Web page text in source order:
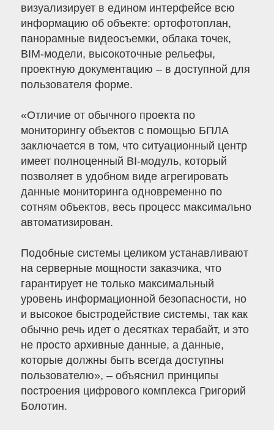
визуализирует в едином интерфейсе всю
информацию об объекте: ортофотоплан,
панорамные видеосъемки, облака точек,
BIM-модели, высокоточные рельефы,
проектную документацию – в доступной для
пользователя форме.
«Отличие от обычного проекта по
мониторингу объектов с помощью БПЛА
заключается в том, что ситуационный центр
имеет полноценный BI-модуль, который
позволяет в удобном виде агрегировать
данные мониторинга одновременно по
сотням объектов, весь процесс максимально
автоматизирован.
Подобные системы целиком устанавливают
на серверные мощности заказчика, что
гарантирует не только максимальный
уровень информационной безопасности, но
и высокое быстродействие системы, так как
обычно речь идет о десятках терабайт, и это
не просто архивные данные, а данные,
которые должны быть всегда доступны
пользователю», – объяснил принципы
построения цифрового комплекса Григорий
Болотин.